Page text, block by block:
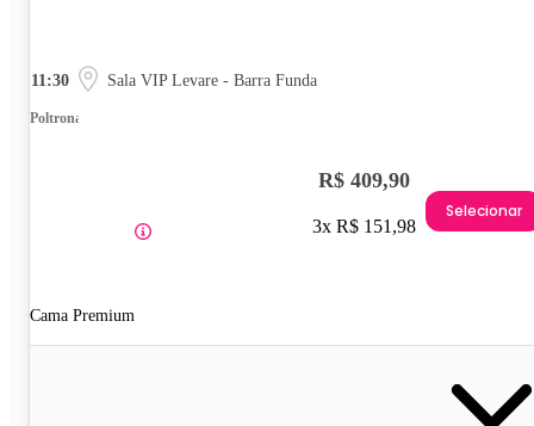
11:30 Sala VIP Levare - Barra Funda
Poltrona
Cama Premium
R$ 409,90
3x R$ 151,98
Selecionar